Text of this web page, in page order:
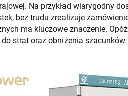
Na przykład wiarygodny
bez trudu zrealizuje
ma kluczowe znaczenie.
strat oraz obniżenia szacunków.